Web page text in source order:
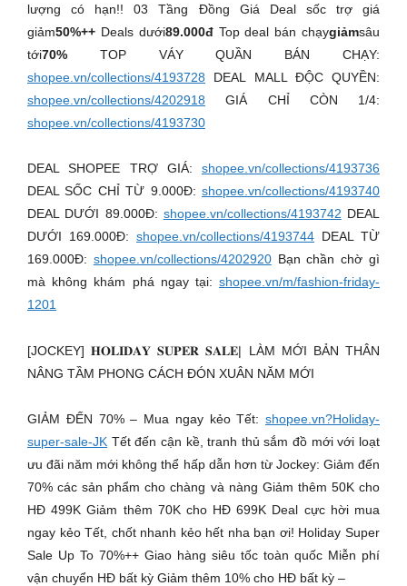
lượng có hạn!! 03 Tầng Đồng Giá Deal sốc trợ giá
giảm50%++ Deals dưới89.000đTop deal bán chạygiảmsâu
tới70% TOP VÁY QUẦN BÁN CHẠY:
shopee.vn/collections/4193728 DEAL MALL ĐỘC QUYỀN:
shopee.vn/collections/4202918 GIÁ CHỈ CÒN 1/4:
shopee.vn/collections/4193730
DEAL SHOPEE TRỢ GIÁ: shopee.vn/collections/4193736
DEAL SỐC CHỈ TỪ 9.000Đ: shopee.vn/collections/4193740
DEAL DƯỚI 89.000Đ: shopee.vn/collections/4193742 DEAL
DƯỚI 169.000Đ: shopee.vn/collections/4193744 DEAL TỪ
169.000Đ: shopee.vn/collections/4202920Bạn chần chờ gì
mà không khám phá ngay tại: shopee.vn/m/fashion-friday-
1201
[JOCKEY] 𝐇𝐎𝐋𝐈𝐃𝐀𝐘 𝐒𝐔𝐏𝐄𝐑 𝐒𝐀𝐋𝐄| LÀM MỚI BẢN THÂN
NÂNG TẦM PHONG CÁCH ĐÓN XUÂN NĂM MỚI
GIẢM ĐẾN 70% – Mua ngay kẻo Tết: shopee.vn?Holiday-
super-sale-JK Tết đến cận kề, tranh thủ sắm đồ mới với loạt
ưu đãi năm mới không thể hấp dẫn hơn từ Jockey: Giảm đến
70% các sản phẩm cho chàng và nàng Giảm thêm 50K cho
HĐ 499K Giảm thêm 70K cho HĐ 699K Deal cực hời mua
ngay kẻo Tết, chốt nhanh kẻo hết nha bạn ơi! Holiday Super
Sale Up To 70%++ Giao hàng siêu tốc toàn quốc Miễn phí
vận chuyển HĐ bất kỳ Giảm thêm 10% cho HĐ bất kỳ –